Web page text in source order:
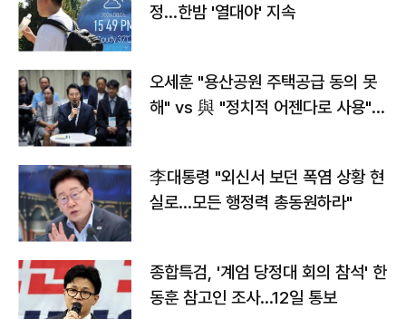
정…한밤 '열대야' 지속
오세훈 "용산공원 주택공급 동의 못
해" vs 與 "정치적 어젠다로 사용"
李대통령 "외신서 보던 폭염 상황 현
실로…모든 행정력 총동원하라"
종합특검, '계엄 당정대 회의 참석' 한
동훈 참고인 조사...12일 통보